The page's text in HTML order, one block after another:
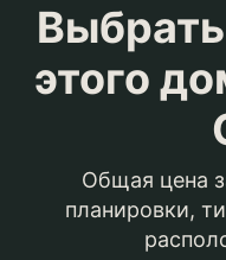
этого
Общая цена
планировки,